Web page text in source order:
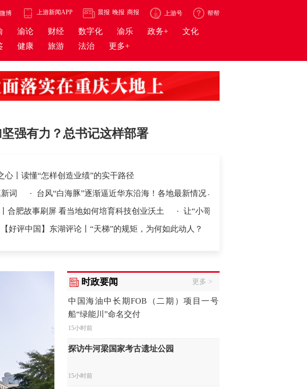
微博 上游新闻APP 晨报 晚报 商报 上游号 帮帮
渝论 财经 数字化 渝乐 政务+
文化
健康 旅游 法治 更多+
强有力？总书记这样部署
心丨读懂“怎样创造业绩”的实干路径
词 · 台风“白海豚”逐渐逼近华东沿海！各地最新情况→
刷屏 看当地如何培育科技创业沃土 让“小哥”们的奔忙之路安全温暖、成就感满
】东湖评论丨“天梯”的规矩，为何如此动人？ · 经济高质量发展里的“心”与“新”
时政要闻 更多 >
15小时前
探访牛河梁国家考古遗址公园
15小时前
【青春华章·长征路上山河新】一井清泉藏
1天前